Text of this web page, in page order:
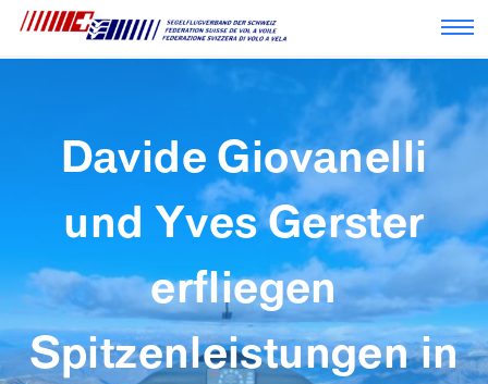
Davide Giovanelli
und Yves Gerster
erfliegen
Spitzenleistungen in